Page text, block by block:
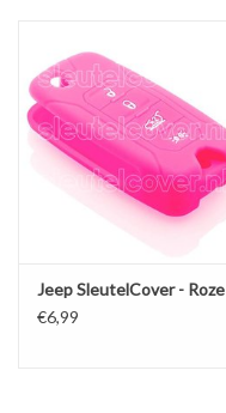
Jeep SleutelCover - Roze
€6,99